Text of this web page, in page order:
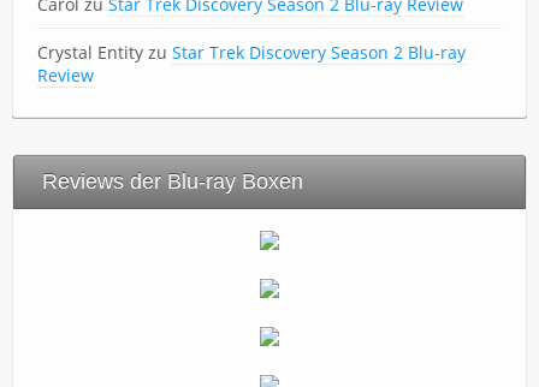
Crystal Entity zu Star Trek Discovery Season 2 Blu-ray
Review
Reviews der Blu-ray Boxen